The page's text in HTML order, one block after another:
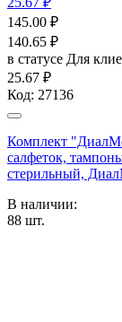
145.00 ₽
140.65 ₽
в статусе Для
25.67 ₽
Код: 27136
Комплект
салфеток,
стерильный,
В наличии:
88 шт.